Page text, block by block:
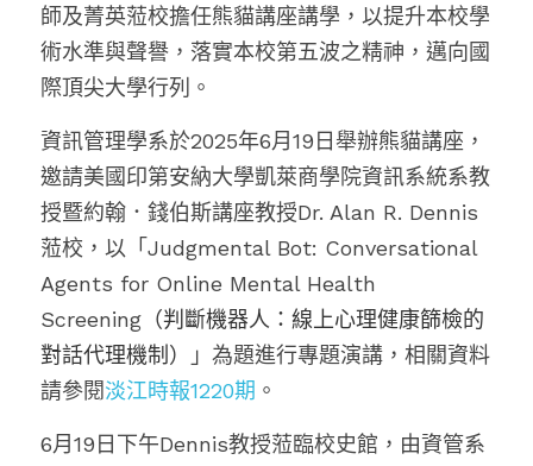
｜淡江大學
搜索
師及菁英蒞校擔任熊貓講座講學，以提升本校學
術水準與聲譽，落實本校第五波之精神，邁向國
際頂尖大學行列。
資訊管理學系於2025年6月19日舉辦熊貓講座，
邀請美國印第安納大學凱萊商學院資訊系統系教
授暨約翰．錢伯斯講座教授Dr. Alan R. Dennis
蒞校，以「Judgmental Bot: Conversational
Agents for Online Mental Health
Screening （判斷機器人：線上心理健康篩檢的
對話代理機制）
」為題進行專題演講，相關資料
請參閱淡江時報1220期 。
6月19日下午Dennis教授蒞臨校史館，由資管系